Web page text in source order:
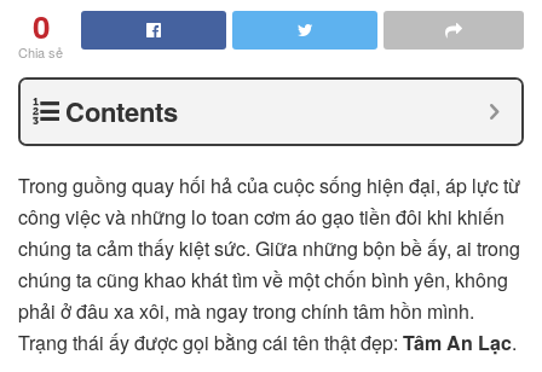
0
Chia sẻ
Contents
Trong guồng quay hối hả của cuộc sống hiện đại, áp lực từ
công việc và những lo toan cơm áo gạo tiền đôi khi khiến
chúng ta cảm thấy kiệt sức. Giữa những bộn bề ấy, ai trong
chúng ta cũng khao khát tìm về một chốn bình yên, không
phải ở đâu xa xôi, mà ngay trong chính tâm hồn mình.
Trạng thái ấy được gọi bằng cái tên thật đẹp: Tâm An Lạc.